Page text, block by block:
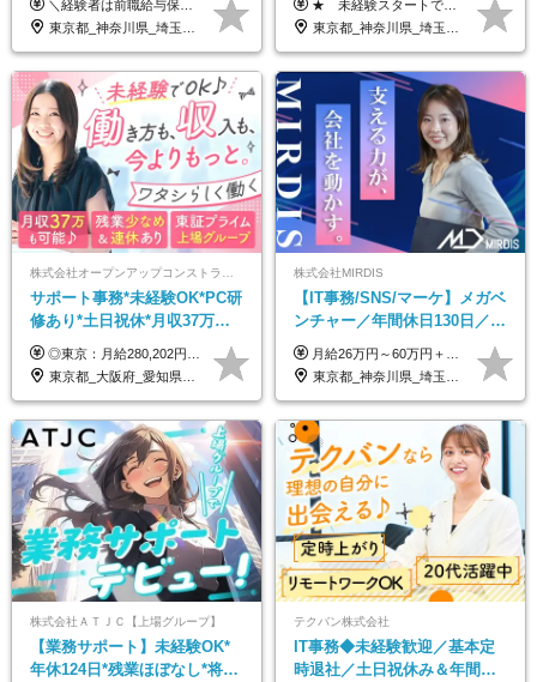
み／給与改定年2回
＼経験者は前職給与保証！／ 月給23万円～33万円＋各種手当 ☆給与改定年2回あり！ ※上記金額には固定残業代（31,081円～44,595円／20時間分）を含みます。 ※超過分は別途支給します。 ★試用期間：6ヶ月 未経験の場合、試用期間中は月給21万円（固定残業代12,353円／8時間分）となります。ただし、2026年7月1日以降は給与改定に伴い、試用期間の途中であっても、月給230,000円（固定残業代31,081円／20時間分）を適用します。 ※超過分は別途支給します。
東京都_神奈川県_埼玉県_千葉県
2回 /p13
★ 未経験スタートでも月収40万円以上も目指せます！ ★ ★ 試用期間6か月あり／給与・待遇に変更なし ★ ＼パターン①orパターン②で給与形態の選択が可能／ ＜パターン①＞ 月給+交通費+（残業代は全額別途支給） 【首都圏・関東・北信越】 月給30.0万円以上 【関西】 月給27.5万円以上 【中部】 月給26.5万円以上 【東北】 月給24.5万円以上 【北海道】 月給24.0万円以上 【九州・中四国】 月給25.5万円以上 ＜パターン②＞ 月給（固定残業代20H含む）+交通費+賞与年2回+残業代 （※20H場合を超過した場合は全額別途支給） 【首都圏・関東・北信越】 月給25.0万円以上 【関 西・中部】 月給24.5万円以上 【東 北・北海道・九州・中四国】 月給23.5万円以上 ※上記給与には固定残業代（月20H分）を含みます 固定残業代は残業の有無に関わらず支給し、超過分は別途全額支給いたします ①②の給与形態はご本人様と相談の上、最終的に会社が決定いたします （内定時に通知） ■給与改定年1回 ■(※)賞与年2回（昨年度支給実績2回／頑張りを評価） (※)支給条件に規定あり
東京都_神奈川県_埼玉県_千葉県_大阪府_愛知県_北海道_青森県_岩手県_宮城県_秋田県_山形県_福島県_茨城県_栃木県_群馬県_新潟県_山梨県_長野県_富山県_石川県_福井県_静岡県_岐阜県_三重県_兵庫県_京都府_滋賀県_奈良県_和歌山県_広島県_岡山県_鳥取県_島根県_山口県_徳島県_香川県_愛媛県_高知県_福岡県_熊本県_佐賀県_長崎県_大分県_宮崎県_鹿児島県_沖縄県
サポート事務*未経験OK*PC研
修あり*土日祝休*月収37万円
可*面接1回/o
◎東京：月給280,202円～402,430円 ◎大阪：月給269,824円～392,052円 ◎名古屋：月給285,967円～408,195円 ◎その他：月給265,212円～387,440円 ※試用期間3か月／待遇は研修期間中のみ変更あり （東京：23.9万円～、大阪：月給23.4万円～、名古屋：月給24.2万円～、その他：月給23.1万円～） ※固定残業代（配属後に支給）・一律手当を含む ※固定残業代は残業がない場合も支給し、超過分は別途支給する ※年齢、経験、能力を考慮し、支給額を決定します。
東京都_大阪府_愛知県_北海道_宮城県_新潟県_石川県_静岡県_広島県_福岡県_沖縄県
株式会社MIRDIS
【IT事務/SNS/マーケ】メガベ
ンチャー／年間休日130日／
SNS業務／リモート可能／未
経験◎
月給26万円～60万円＋賞与1回＋各種手当 ★Point：経験者の方は100％年収UPでの待遇提示も可能！ ※試用期間6カ月 ※期間中は月給23万円以上～スタート ※期間中は契約社員
東京都_神奈川県_埼玉県_千葉県
株式会社ＡＴＪＣ【上場グループ】
【業務サポート】未経験OK*
年休124日*残業ほぼなし*将来
テクバン株式会社
IT事務◆未経験歓迎／基本定
時退社／土日祝休み＆年間休